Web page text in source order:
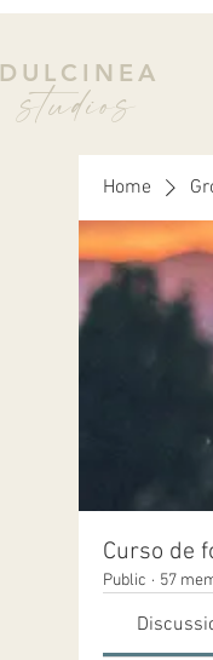
DULCINEA
studios
Home
Curso de
Public · 57